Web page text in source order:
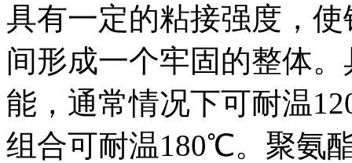
具有一定的粘接强度，
间形成一个牢固的整体
能，通常情况下可耐温
组合可耐温180℃。聚氨